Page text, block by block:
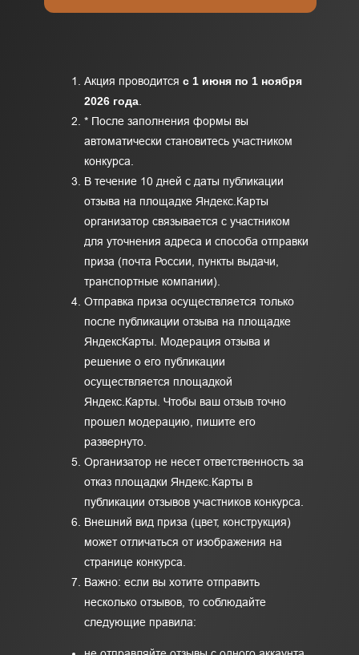
Акция проводится с 1 июня по 1 ноября
2026 года
* После заполнения формы вы
автоматически становитесь участником
конкурса.
В течение 10 дней с даты публикации
отзыва на площадке Яндекс.Карты
организатор связывается с участником
для уточнения адреса и способа отправки
приза (почта России, пункты выдачи,
транспортные компании).
Отправка приза осуществляется только
после публикации отзыва на площадке
ЯндексКарты. Модерация отзыва и
решение о его публикации
осуществляется площадкой
Яндекс.Карты. Чтобы ваш отзыв точно
прошел модерацию, пишите его
развернуто.
Организатор не несет ответственность за
отказ площадки Яндекс.Карты в
публикации отзывов участников конкурса.
Внешний вид приза (цвет, конструкция)
может отличаться от изображения на
странице конкурса.
Важно: если вы хотите отправить
несколько отзывов, то соблюдайте
следующие правила: